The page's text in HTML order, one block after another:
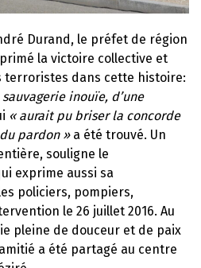
Durand, le préfet de région
la victoire collective et
terroristes dans cette histoire:
sauvagerie inouïe, d’une
« aurait pu briser la concorde
pardon »a été trouvé. Un
souligne le
exprime aussi sa
policiers, pompiers,
le 26 juillet 2016. Au
pleine de douceur et de paix
a été partagé au centre